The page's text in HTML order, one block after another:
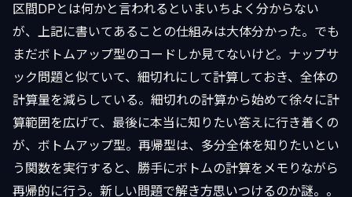
区間DPとは何かと言われるといまいちよく分からない
が、上記に書いてあることの仕組みは大体分かった。でも
まだボトムアップ型のコードしか見てないけど。ナップサ
ック問題と似ていて、細切れにして計算しておき、全体の
計算量を減らしている。細切れの計算から始めて徐々に計
算範囲を広げて、最後に本当に知りたい答えに行き着くの
が、ボトムアップ型。再帰型は、多分全体を知りたいとい
う関数を実行すると、勝手にボトムの計算をメモりながら
再帰的に行う。新しい問題で解き方思いつけるのか謎。。